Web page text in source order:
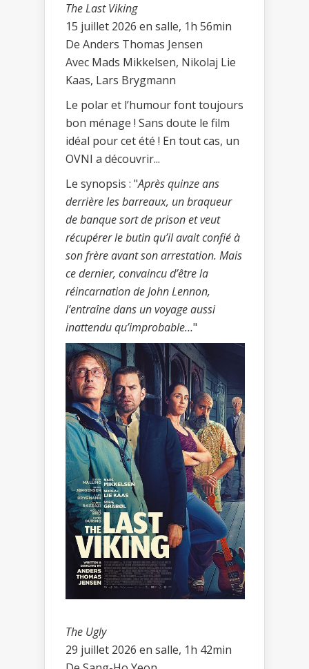
The Last Viking
15 juillet 2026 en salle, 1h 56min
De Anders Thomas Jensen
Avec Mads Mikkelsen, Nikolaj Lie
Kaas, Lars Brygmann
Le polar et l’humour font toujours
bon ménage ! Sans doute le film
idéal pour cet été ! En tout cas, un
OVNI a découvrir...
Le synopsis : "Après quinze ans
derrière les barreaux, un braqueur
de banque sort de prison et veut
récupérer le butin qu’il avait confié à
son frère avant son arrestation. Mais
ce dernier, convaincu d’être la
réincarnation de John Lennon,
l’entraîne dans un voyage aussi
inattendu qu’improbable…"
The Ugly
29 juillet 2026 en salle, 1h 42min